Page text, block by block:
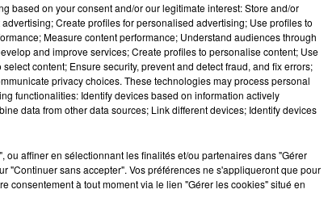
based on your consent and/or our legitimate interest: Store and/or
Create profiles for personalised advertising; Use profiles to
Measure content performance; Understand audiences through
and improve services; Create profiles to personalise content; Use
content; Ensure security, prevent and detect fraud, and fix errors;
privacy choices. These technologies may process personal
functionalities: Identify devices based on information actively
data from other data sources; Link different devices; Identify devices
ou affiner en sélectionnant les finalités et/ou partenaires dans "Gérer
"Continuer sans accepter". Vos préférences ne s'appliqueront que pour
consentement à tout moment via le lien "Gérer les cookies" situé en